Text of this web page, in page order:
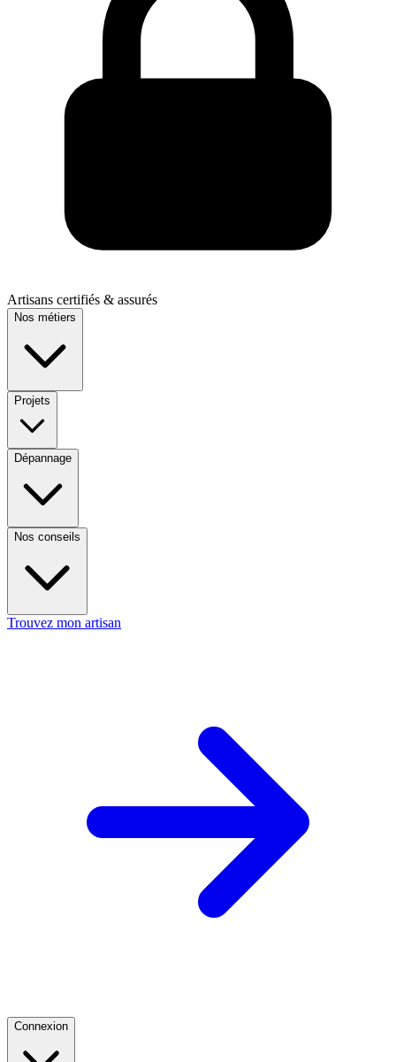
Artisans certifiés & assurés
Nos métiers
Projets
Dépannage
Nos conseils
Trouvez mon artisan
Connexion